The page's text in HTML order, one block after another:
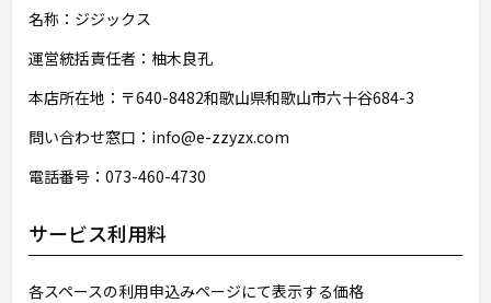
名称：ジジックス
運営統括責任者：柚木良孔
本店所在地：〒640-8482和歌山県和歌山市六十谷684-3
問い合わせ窓口：info@e-zzyzx.com
電話番号：073-460-4730
サービス利用料
各スペースの利用申込みページにて表示する価格